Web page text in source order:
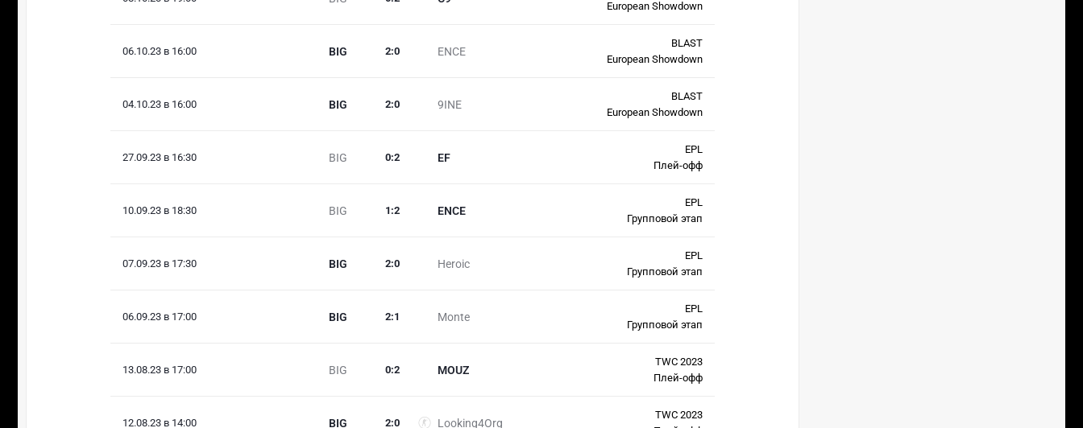
European Showdown
06.10.23 в 16:00 BIG ENCE
2:0
BLAST
European Showdown
04.10.23 в 16:00 BIG 9INE
2:0
BLAST
European Showdown
27.09.23 в 16:30 BIG EF
0:2
EPL
Плей-офф
10.09.23 в 18:30 BIG ENCE
1 :2
EPL
Групповой этап
07.09.23 в 17:30 BIG Heroic
2:0
EPL
Групповой этап
06.09.23 в 17:00 BIG Monte
2:1
EPL
Групповой этап
13.08.23 в 17:00 BIG MOUZ
0:2
TWC 2023
Плей-офф
12.08.23 в 14:00 BIG Looking4Org
2:0
TWC 2023